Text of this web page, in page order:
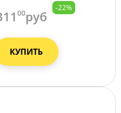
00руб
-22%
КУПИТЬ